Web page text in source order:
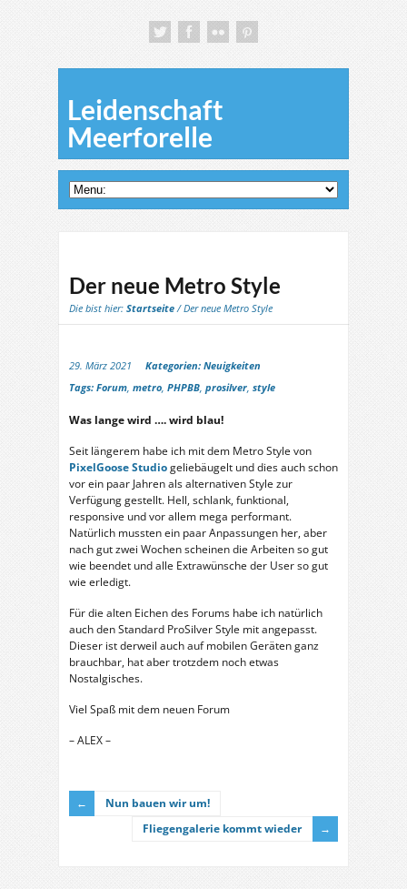
Leidenschaft
Meerforelle
Der neue Metro Style
Die bist hier: Startseite/ Der neue Metro Style
29. März 2021 Kategorien: Neuigkeiten
Tags: Forum, metro, PHPBB, prosilver, style
Was lange wird …. wird blau!
Seit längerem habe ich mit dem Metro Style von
PixelGoose Studiogeliebäugelt und dies auch schon
vor ein paar Jahren als alternativen Style zur
Verfügung gestellt. Hell, schlank, funktional,
responsive und vor allem mega performant.
Natürlich mussten ein paar Anpassungen her, aber
nach gut zwei Wochen scheinen die Arbeiten so gut
wie beendet und alle Extrawünsche der User so gut
wie erledigt.
Für die alten Eichen des Forums habe ich natürlich
auch den Standard ProSilver Style mit angepasst.
Dieser ist derweil auch auf mobilen Geräten ganz
brauchbar, hat aber trotzdem noch etwas
Nostalgisches.
Viel Spaß mit dem neuen Forum
– ALEX –
Nun bauen wir um!
Fliegengalerie kommt wieder